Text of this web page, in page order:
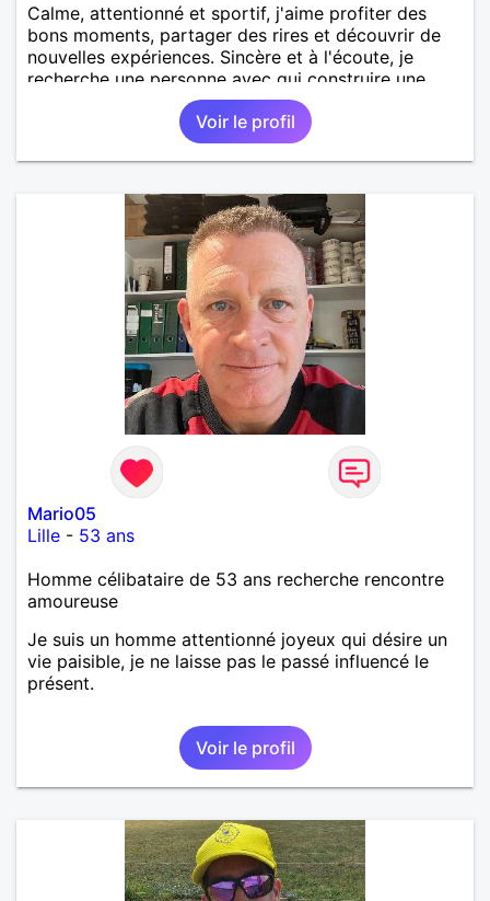
Calme, attentionné et sportif, j'aime profiter des
bons moments, partager des rires et découvrir de
nouvelles expériences. Sincère et à l'écoute, je
recherche une personne avec qui construire une
belle complicité et une relation authentique.
Voir le profil
Mario05
Lille - 53 ans
Homme célibataire de 53 ans recherche rencontre
amoureuse
Je suis un homme attentionné joyeux qui désire un
vie paisible, je ne laisse pas le passé influencé le
présent.
Voir le profil